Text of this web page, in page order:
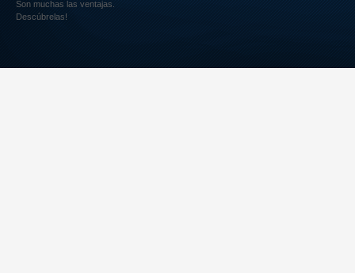
Son muchas las ventajas.
Descúbrelas!